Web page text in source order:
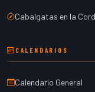
Cabalgatas en la
CALENDARIOS
Calendario General